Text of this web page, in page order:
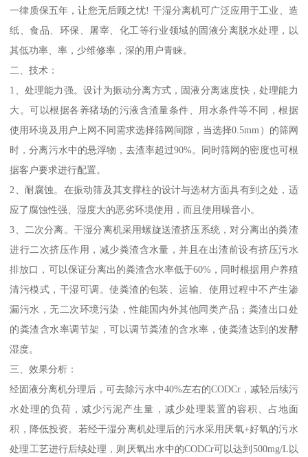
一律质保五年，让您无后顾之忧! 干湿分离机可广泛应用于工业、造
纸、食品、环保、屠宰、化工等行业领域的固液分离脱水处理，以
其低功率、率，少维修率，深的用户青睐。
二、技术：
1、处理能力强。设计为振动分离方式，固液分离速度快，处理能力
大。可以根据各养猪场的污液含渣量条件、用水条件等不同，根据
使用环境及用户上网不同需求选择筛网间隙，当选择0.5mm）的筛网
时，分离污水中的悬浮物，去渣率超过90%。同时筛网的密度也可根
据客户要求进行配置。
2、耐腐蚀。在振动筛及其支撑柱的设计与选材方面具有到之处，适
应了腐蚀性强、湿度大的恶劣环境使用，而且使用噪音小。
3、二次分离。干湿分离机采用螺旋送渣挤压系统，对分离出的粪渣
进行二次挤压作用，减少粪渣含水量，并且在出渣前设有挤压污水
排放口，可以保证分离出的粪渣含水率低于60%，同时根据用户养殖
清污模式，干湿可调。使粪渣的包装、运输、使用过程中不产生渗
漏污水，无二次环境污染，性能国内外其他同类产品；粪渣出口处
的粪渣含水率调节架，可以调节粪渣的含水率，使粪渣达到的发酵
湿度。
三、效果分析：
经固液分离机分理后，可去除污水中40%左右的CODCr，减轻后续污
水处理的负荷，减少污泥产生量，减少处理装置的容积、占地面
积，降低投资。若经干湿分离机处理后的污水采用厌氧+好氧的污水
处理工艺进行后续处理，则厌氧出水中的CODCr可以达到500mg/L以